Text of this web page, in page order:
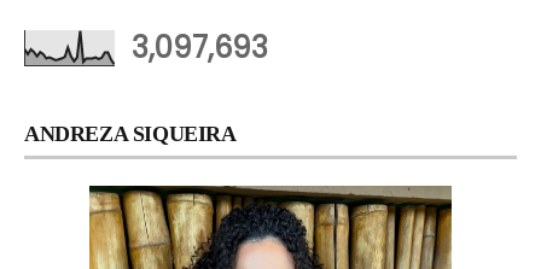
3,097,693
ANDREZA SIQUEIRA